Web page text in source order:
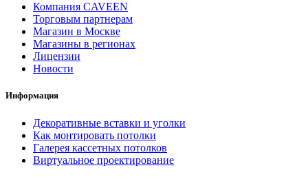
Компания CAVEEN
Торговым партнерам
Магазин в Москве
Магазины в регионах
Лицензии
Новости
Информация
Декоративные вставки и уголки
Как монтировать потолки
Галерея кассетных потолков
Виртуальное проектирование